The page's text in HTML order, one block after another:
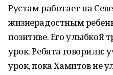
Рустам работает на
жизнерадостным
позитиве. Его улыбкой
урок. Ребята говорили:
урок, пока Хамитов не